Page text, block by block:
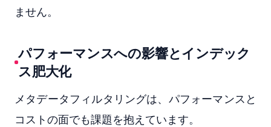
ません。
パフォーマンスへの影響とインデック
ス肥大化
メタデータフィルタリングは、パフォーマンスと
コストの面でも課題を抱えています。